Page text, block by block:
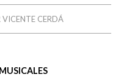
VICENTE CERDÁ